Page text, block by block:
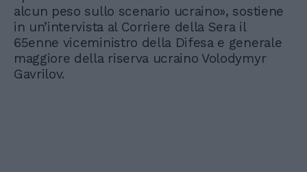
alcun peso sullo scenario ucraino», sostiene
in un’intervista al Corriere della Sera il
65enne viceministro della Difesa e generale
maggiore della riserva ucraino Volodymyr
Gavrilov.